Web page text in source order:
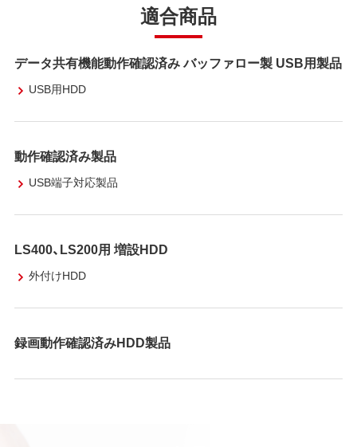
適合商品
データ共有機能動作確認済み バッファロー製 USB用製品
USB用HDD
動作確認済み製品
USB端子対応製品
LS400、LS200用 増設HDD
外付けHDD
録画動作確認済みHDD製品